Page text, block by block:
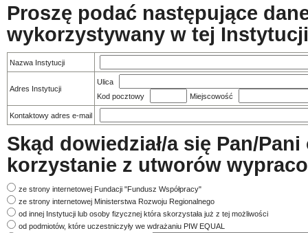
Proszę podać następujące
wykorzystywany w tej
Nazwa Instytucji
Adres Instytucji
Ulica
Kod pocztowy
Miejscowość
Kontaktowy adres e-mail
Skąd dowiedział/a się Pan/
korzystanie z utworów
ze strony internetowej Fundacji "Fundusz Współpracy"
ze strony internetowej Ministerstwa Rozwoju Regionalnego
od innej Instytucji lub osoby fizycznej która skorzystała już z tej możliwości
od podmiotów, które uczestniczyły we wdrażaniu PIW EQUAL